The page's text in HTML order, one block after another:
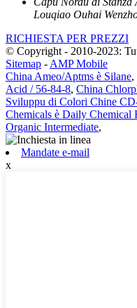
Louqiao Ouhai
RICHIESTA PER PREZZI
© Copyright - 2010-2023:
Sitemap - AMP Mobile
China Ameo/Aptms è Silane,
Acid / 56-84-8, China
Sviluppu di Colori Chine
Chemicals è Daily Chemical
Organic Intermediate,
Mandate e-mail
x